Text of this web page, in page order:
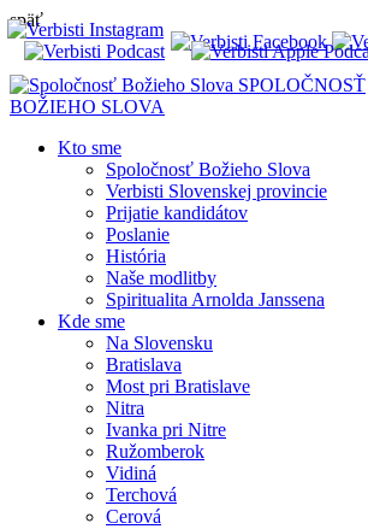
späť
SPOLOČNOSŤ
BOŽIEHO SLOVA
Kto sme
Spoločnosť Božieho Slova
Verbisti Slovenskej provincie
Prijatie kandidátov
Poslanie
História
Naše modlitby
Spiritualita Arnolda Janssena
Kde sme
Na Slovensku
Bratislava
Most pri Bratislave
Nitra
Ivanka pri Nitre
Ružomberok
Vidiná
Terchová
Cerová